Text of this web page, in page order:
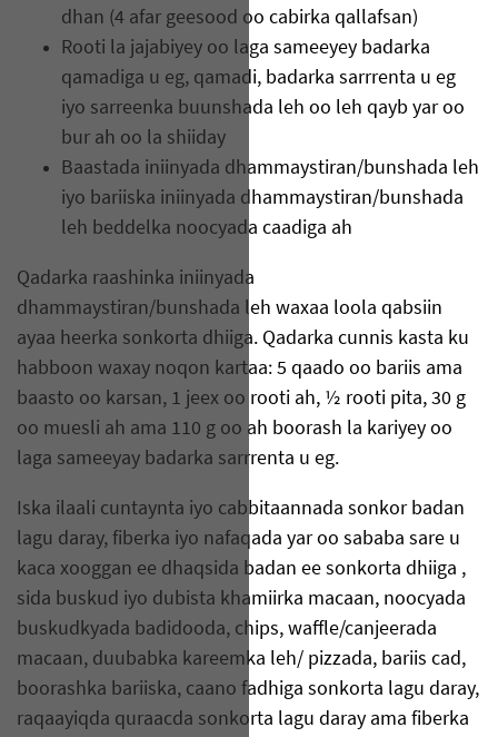
dhan (4 afar geesood oo cabirka qallafsan)
Rooti la jajabiyey oo laga sameeyey badarka
qamadiga u eg, qamadi, badarka sarrrenta u eg
iyo sarreenka buunshada leh oo leh qayb yar oo
bur ah oo la shiiday
Baastada iniinyada dhammaystiran/bunshada leh
iyo bariiska iniinyada dhammaystiran/bunshada
leh beddelka noocyada caadiga ah
Qadarka raashinka iniinyada
dhammaystiran/bunshada leh waxaa loola qabsiin
ayaa heerka sonkorta dhiiga. Qadarka cunnis kasta ku
habboon waxay noqon kartaa: 5 qaado oo bariis ama
baasto oo karsan, 1 jeex oo rooti ah, ½ rooti pita, 30 g
oo muesli ah ama 110 g oo ah boorash la kariyey oo
laga sameeyay badarka sarrrenta u eg.
Iska ilaali cuntaynta iyo cabbitaannada sonkor badan
lagu daray, fiberka iyo nafaqada yar oo sababa sare u
kaca xooggan ee dhaqsida badan ee sonkorta dhiiga ,
sida buskud iyo dubista khamiirka macaan, noocyada
buskudkyada badidooda, chips, waffle/canjeerada
macaan, duubabka kareemka leh/ pizzada, bariis cad,
boorashka bariiska, caano fadhiga sonkorta lagu daray,
raqaayiqda quraacda sonkorta lagu daray ama fiberka